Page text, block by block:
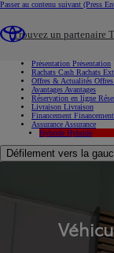
Passer au contenu suivant (Press
Trouvez un partenaire
Présentation Présentation
Rachats Cash Rachats
Offres & Actualités
Avantages Avantages
Réservation en ligne
Livraison Livraison
Financement Financement
Assurance Assurance
Hybride Hybride
Défilement vers la